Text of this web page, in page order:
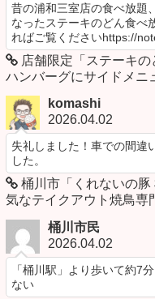
昔の浦和三室店の食べ放題
なったステーキのどん食べ
ればご覧くださいhttps://
店舗限定「ステーキの
ハンバーグにサイドメニ
komashi
2026.04.02
失礼しました！車での間違
した。
桶川市「くれないの豚
気なテイクアウト焼鳥専
桶川市民
2026.04.02
「桶川駅」より歩いて約7
ない